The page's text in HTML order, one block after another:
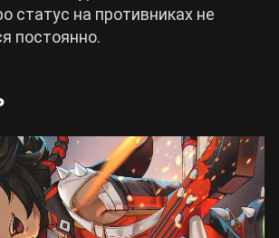
статус на противниках не
постоянно.